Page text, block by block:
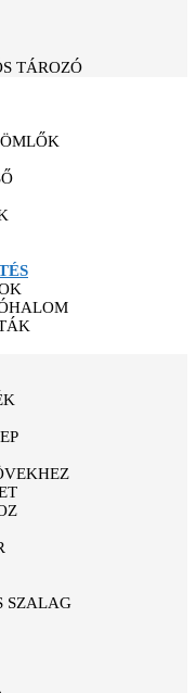
TÁROZÓ
SZALAG